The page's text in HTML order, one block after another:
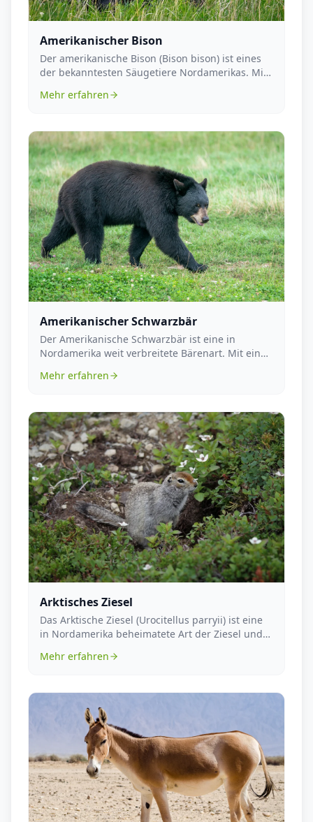
Amerikanischer Bison
Der amerikanische Bison (Bison bison) ist eines
der bekanntesten Säugetiere Nordamerikas. Mit
Mehr erfahren
Amerikanischer Schwarzbär
Der Amerikanische Schwarzbär ist eine in
Nordamerika weit verbreitete Bärenart. Mit einer
Mehr erfahren
Arktisches Ziesel
Das Arktische Ziesel (Urocitellus parryii) ist eine
in Nordamerika beheimatete Art der Ziesel und
Mehr erfahren